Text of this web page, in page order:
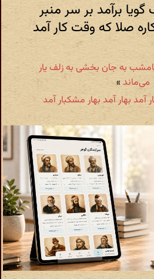
برآمد بر سر منبر
صلا که وقت کار آمد
۵۷۱: بیا کامشب به جان بخشی به زلف یار
می‌ماند»